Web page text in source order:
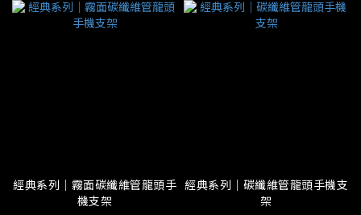
經典系列｜霧面碳纖維管龍頭手
機支架
經典系列｜碳纖維管龍頭手機支
架